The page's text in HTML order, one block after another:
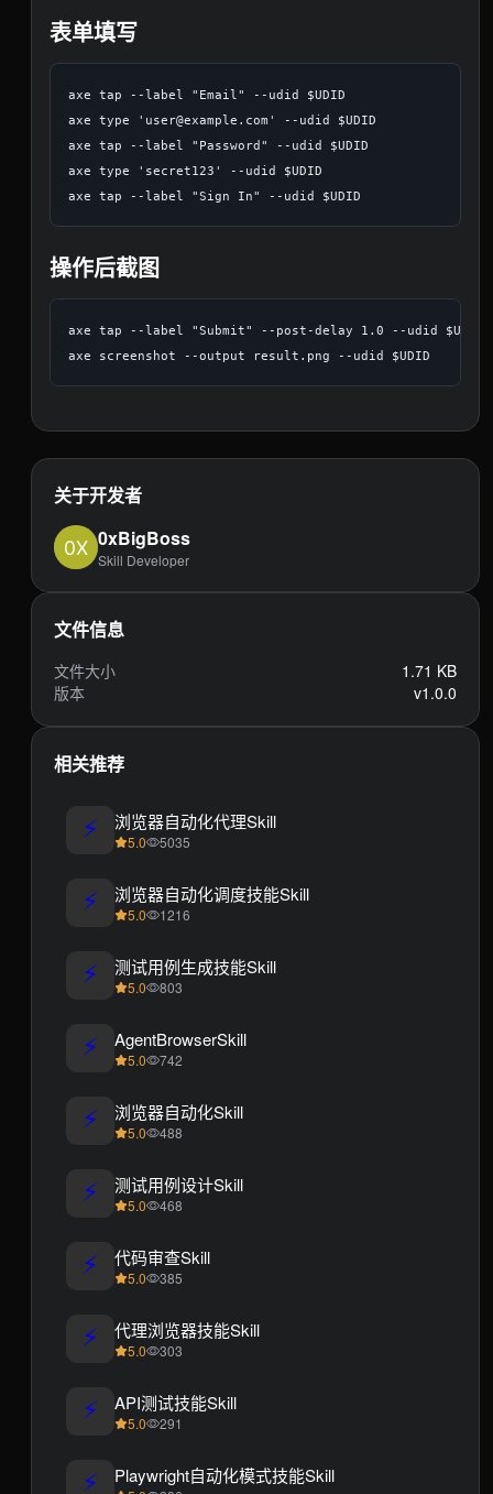
表单填写
axe tap --label "Email" --udid $UDID
axe type 'user@example.com' --udid $UDID
axe tap --label "Password" --udid $UDID
axe type 'secret123' --udid $UDID
操作后截图
axe tap --label "Submit" --post-delay 1.0 --udid $UDID
关于开发者
0xBigBoss
Skill Developer
文件信息
文件大小
1.71 KB
版本
v1.0.0
相关推荐
⚡ 浏览器自动化代理Skill
5.0 5035
⚡ 浏览器自动化调度技能Skill
5.0 1216
⚡ 测试用例生成技能Skill
5.0 803
⚡ AgentBrowserSkill
5.0 742
⚡ 浏览器自动化Skill
5.0 488
⚡ 测试用例设计Skill
5.0 468
⚡ 代码审查Skill
5.0 385
⚡ 代理浏览器技能Skill
5.0 303
⚡ API测试技能Skill
5.0 291
⚡ Playwright自动化模式技能Skill